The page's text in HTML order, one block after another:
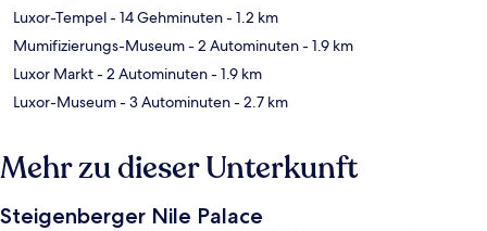
Luxor-Tempel- 14 Gehminuten- 1.2 km
Mumifizierungs-Museum- 2 Autominuten- 1.9 km
Luxor Markt- 2 Autominuten- 1.9 km
Luxor-Museum- 3 Autominuten- 2.7 km
Mehr zu dieser Unterkunft
Steigenberger Nile Palace